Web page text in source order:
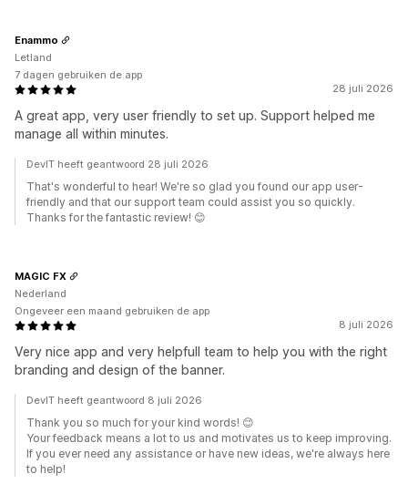
28 juli 2026
A great app, very user friendly to set up. Support helped me
manage all within minutes.
Enammo
Letland
7 dagen gebruiken de app
DevIT heeft geantwoord 28 juli 2026
That's wonderful to hear! We're so glad you found our app user-
friendly and that our support team could assist you so quickly.
Thanks for the fantastic review! 😊
8 juli 2026
Very nice app and very helpfull team to help you with the right
branding and design of the banner.
MAGIC FX
Nederland
Ongeveer een maand gebruiken de app
DevIT heeft geantwoord 8 juli 2026
Thank you so much for your kind words! 😊
Your feedback means a lot to us and motivates us to keep improving.
If you ever need any assistance or have new ideas, we're always here
to help!